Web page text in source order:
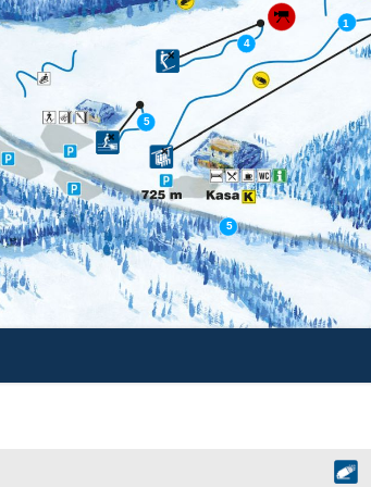
5
5
4
1
❌
❌
❌